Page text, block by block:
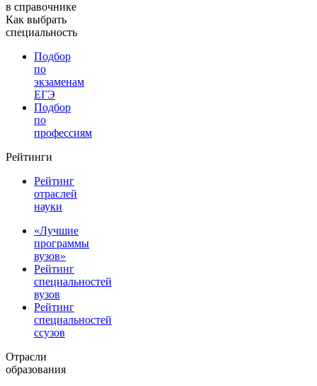
в справочнике
Как выбрать
специальность
Подбор
по
экзаменам
ЕГЭ
Подбор
по
профессиям
Рейтинги
Рейтинг
отраслей
науки
«Лучшие
программы
вузов»
Рейтинг
специальностей
вузов
Рейтинг
специальностей
ссузов
Отрасли
образования